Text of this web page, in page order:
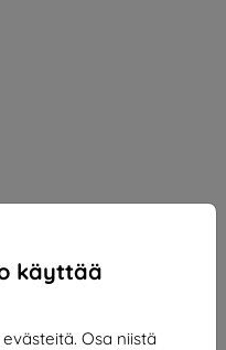
käyttää
Osa niistä